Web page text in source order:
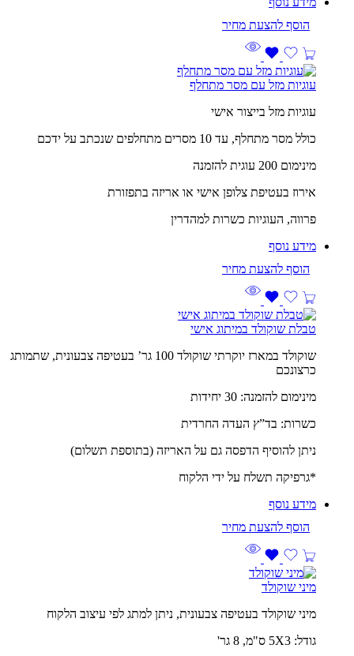
עוגיות מזל עם מסר מתחלף
עוגיות מזל בייצור אישי
כולל מסר מתחלף, עד 10 מסרים מתחלפים שנכתב על ידכם
מינימום 200 עוגית להזמנה
אירוז בעטיפת צלופן אישי או אריזה בתפזורת
פרווה, העוגיות כשרות למהדרין
מידע נוסף
טבלת שוקולד במיתוג אישי
שוקולד במארז יוקרתי שוקולד 100 גר’ בעטיפה צבעונית, שתמותג
כרצונכם
מינימום להזמנה: 30 יחידות
כשרות: בד”ץ העדה החרדית
ניתן להוסיף הדפסה גם על האריזה (בתוספת תשלום)
*גרפיקה תשלח על ידי הלקוח
מידע נוסף
מיני שוקולד
מיני שוקולד בעטיפה צבעונית, ניתן למתג לפי עיצוב הלקוח
גודל: 5X3 ס"מ, 8 גר'